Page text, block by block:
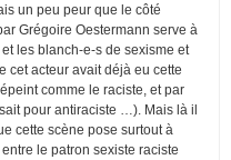
un peu peur que le côté
Grégoire Oestermann serve à
les blanch-e-s de sexisme et
cet acteur avait déjà eu cette
comme le raciste, et par
pour antiraciste …). Mais là il
cette scène pose surtout à
le patron sexiste raciste